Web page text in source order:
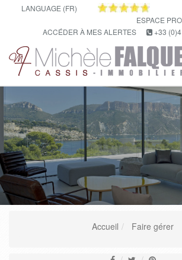
LANGUAGE (FR)
ESPACE
ACCÉDER À MES ALERTES
+33
Accueil Faire gérer